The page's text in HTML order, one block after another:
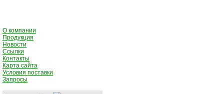
О компании
Продукция
Новости
Ссылки
Контакты
Карта сайта
Условия поставки
Запросы